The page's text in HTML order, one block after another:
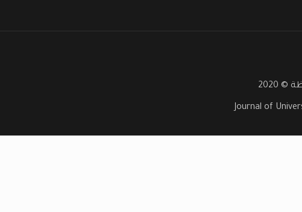
2020
Journal of